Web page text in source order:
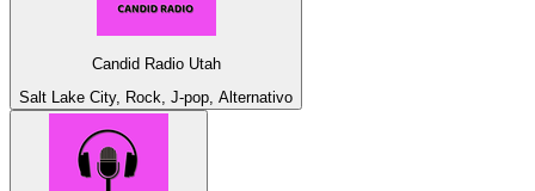
Candid Radio Utah
Salt Lake City, Rock, J-pop, Alternativo